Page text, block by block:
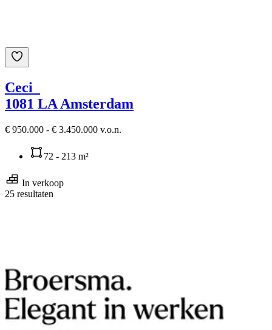
Ceci
1081 LA Amsterdam
€ 950.000 - € 3.450.000 v.o.n.
72 - 213 m²
In verkoop
25 resultaten